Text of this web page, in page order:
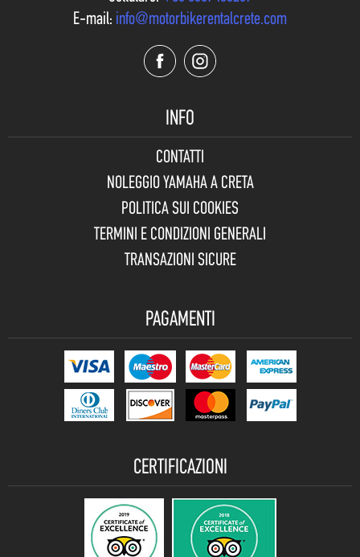
E-mail: info@motorbikerentalcrete.com
INFO
CONTATTI
NOLEGGIO YAMAHA A CRETA
POLITICA SUI COOKIES
TERMINI E CONDIZIONI GENERALI
TRANSAZIONI SICURE
PAGAMENTI
CERTIFICAZIONI